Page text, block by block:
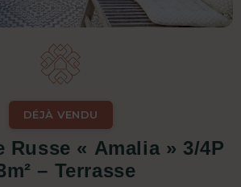
DÉJÀ VENDU
Russe « Amalia » 3/4P
– Terrasse